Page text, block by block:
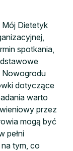
Dietetyk
spotkania,
Nowogrodu
dotyczące
warto
przez
mogą być
pełni
tym, co